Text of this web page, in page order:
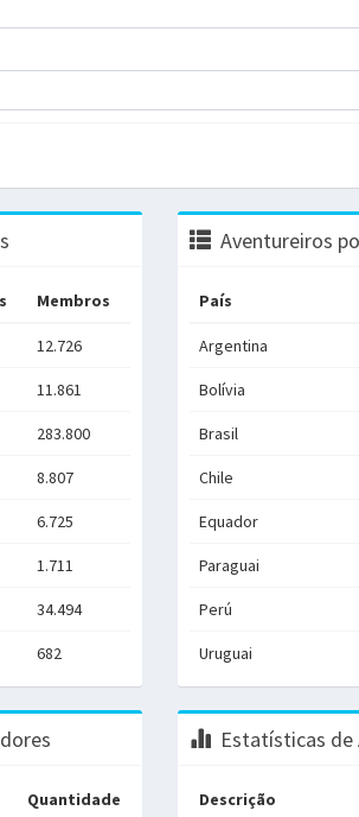
Membros
12.726
11.861
283.800
8.807
6.725
1.711
34.494
682
Aventureiros
País
Argentina
Bolívia
Brasil
Chile
Equador
Paraguai
Perú
Uruguai
Quantidade
Estatísticas de
Descrição